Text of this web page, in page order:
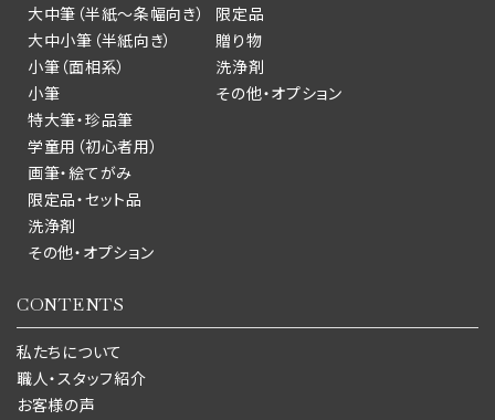
大中筆（半紙～条幅向き）
大中小筆（半紙向き）
小筆（面相系）
小筆
特大筆・珍品筆
学童用（初心者用）
画筆・絵てがみ
限定品・セット品
洗浄剤
その他・オプション
限定品
贈り物
洗浄剤
その他・オプション
CONTENTS
私たちについて
職人・スタッフ紹介
お客様の声